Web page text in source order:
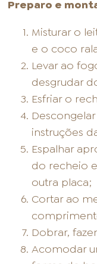
Preparo e
Misturar o
e o coco
Levar ao
desgrudar
Esfriar o
instruções
Espalhar
do recheio
outra placa;
Cortar ao
Dobrar,
Acomodar